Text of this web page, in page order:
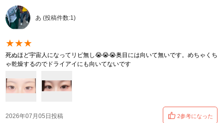
あ (投稿件数:1)
★★★
死ぬほど宇宙人になってリピ無し😭😭😭奥目には向いて無いです。めちゃくち
ゃ乾燥するのでドライアイにも向いてないです
2026年07月05日投稿 2参考になった